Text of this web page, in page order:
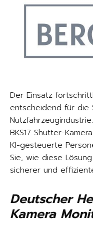
Der Einsatz
entscheidend für die
BKS17 Shutter-
KI-gesteuerte
Sie, wie diese
sicherer und
Deutscher
Kamera